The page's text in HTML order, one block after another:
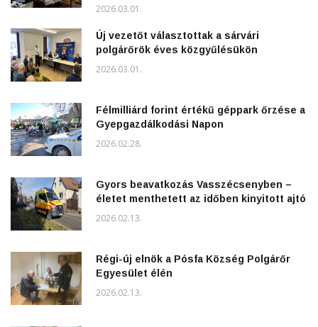
2026.03.01.
Új vezetőt választottak a sárvári
polgárőrök éves közgyűlésükön
2026.03.01.
Félmilliárd forint értékű géppark őrzése a
Gyepgazdálkodási Napon
2026.02.28.
Gyors beavatkozás Vasszécsenyben –
életet menthetett az időben kinyitott ajtó
2026.02.13.
Régi-új elnök a Pósfa Község Polgárőr
Egyesület élén
2026.02.13.